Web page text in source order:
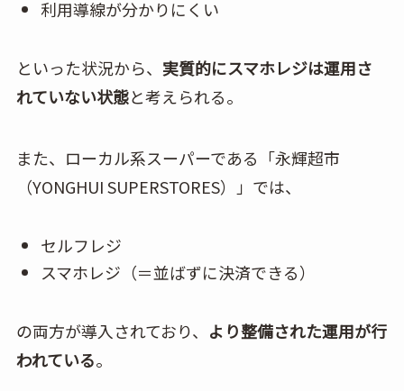
利用導線が分かりにくい
といった状況から、 実質的にスマホレジは運用さ
れていない状態と考えられる。
また、ローカル系スーパーである「永輝超市
（YONGHUI SUPERSTORES）」では、
セルフレジ
スマホレジ（＝並ばずに決済できる）
の両方が導入されており、 より整備された運用が行
われている。